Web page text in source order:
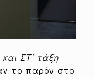
και ΣΤ΄ τάξη
το παρόν στο